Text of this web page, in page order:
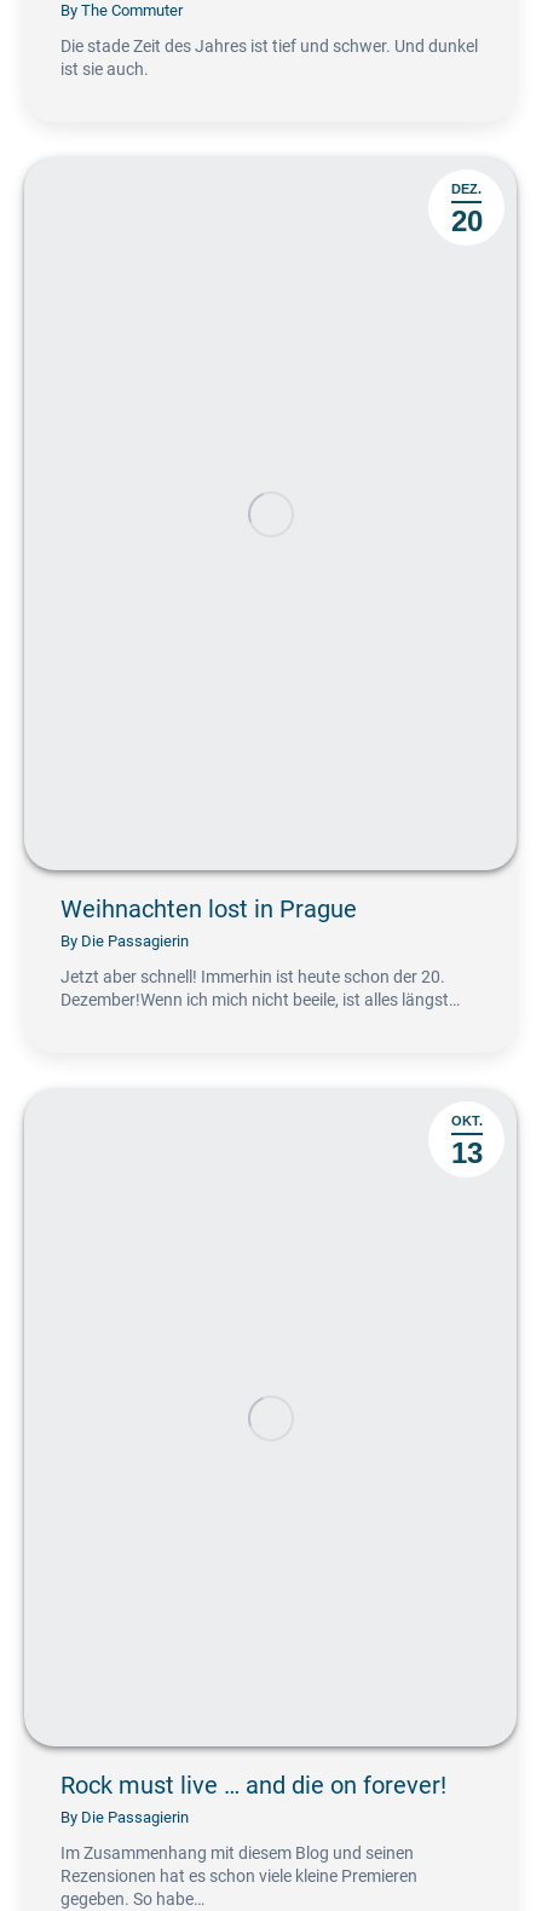
By The Commuter
Die stade Zeit des Jahres ist tief und schwer. Und dunkel
ist sie auch.
DEZ.
20
Weihnachten lost in Prague
By Die Passagierin
Jetzt aber schnell! Immerhin ist heute schon der 20.
Dezember!Wenn ich mich nicht beeile, ist alles längst…
OKT.
13
Rock must live … and die on forever!
By Die Passagierin
Im Zusammenhang mit diesem Blog und seinen
Rezensionen hat es schon viele kleine Premieren
gegeben. So habe…